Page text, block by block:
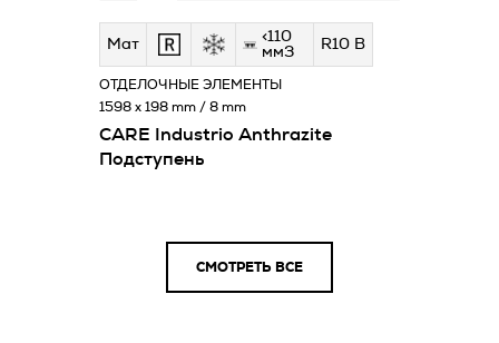
Мат
<110
мм3
R10 B
CARE Industrio Anthrazite
Подступень
ОТДЕЛОЧНЫЕ ЭЛЕМЕНТЫ
1598 x 198 mm / 8 mm
СМОТРЕТЬ ВСЕ